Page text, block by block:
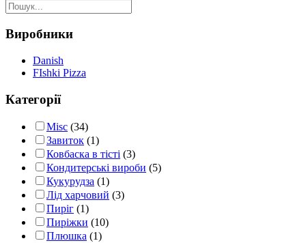
Виробники
Danish
FIshki Pizza
Категорії
Misc (34)
Завиток (1)
Ковбаска в тісті (3)
Кондитерські вироби (5)
Кукурудза (1)
Лід харчовий (3)
Пиріг (1)
Пиріжки (10)
Плюшка (1)